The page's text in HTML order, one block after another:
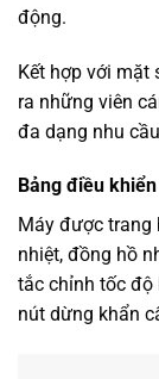
động.
Kết hợp với mặt
ra những viên
đa dạng nhu
Bảng điều
Máy được trang
nhiệt, đồng hồ
tắc chỉnh tốc độ
nút dừng khẩn